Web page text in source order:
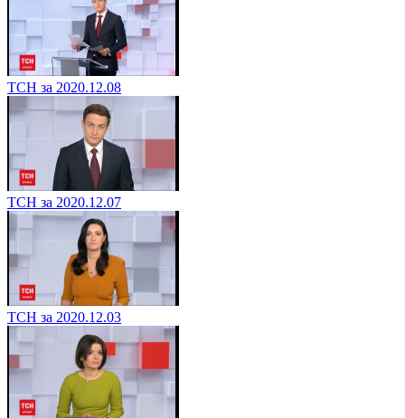
ТСН за 2020.12.08
ТСН за 2020.12.07
ТСН за 2020.12.03